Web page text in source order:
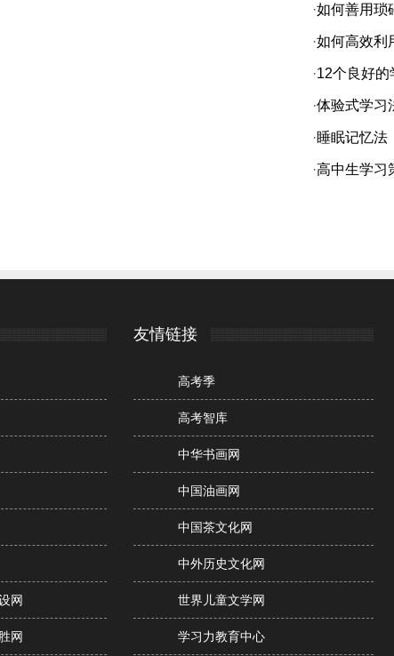
·如何善用琐
·如何高效利
·12个良好的
·体验式学习
·睡眠记忆法
·高中生学习
网
网
友情链接
高考季
高考智库
中华书画网
中国油画网
中国茶文化网
中外历史文化网
世界儿童文学网
学习力教育中心